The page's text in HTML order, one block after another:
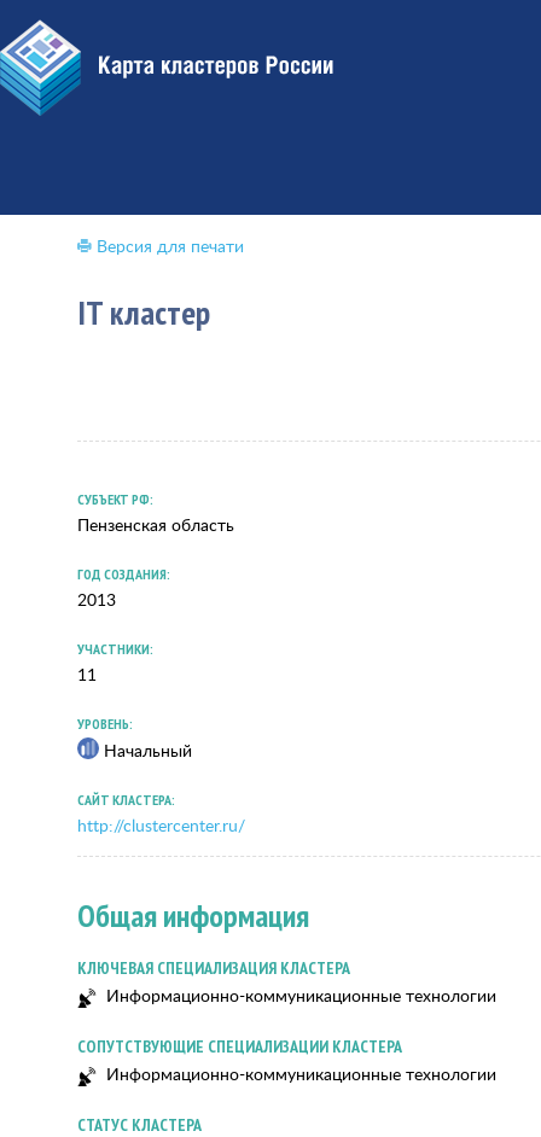
IT кластер
СУБЪЕКТ РФ:
Пензенская область
ГОД СОЗДАНИЯ:
2013
УЧАСТНИКИ:
11
УРОВЕНЬ:
Начальный
САЙТ КЛАСТЕРА:
http://clustercenter.ru/
Общая информация
КЛЮЧЕВАЯ СПЕЦИАЛИЗАЦИЯ КЛАСТЕРА
Информационно-коммуникационные технологии
СОПУТСТВУЮЩИЕ СПЕЦИАЛИЗАЦИИ КЛАСТЕРА
Информационно-коммуникационные технологии
СТАТУС КЛАСТЕРА
Версия для печати